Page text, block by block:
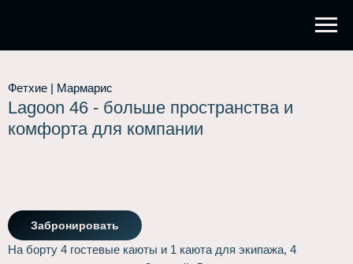
Фетхие | Мармарис
Lagoon 46 - больше пространства и
комфорта для компании
Забронировать
На борту 4 гостевые каюты и 1 каюта для экипажа, 4